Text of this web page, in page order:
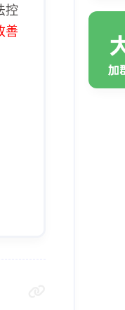
控
善